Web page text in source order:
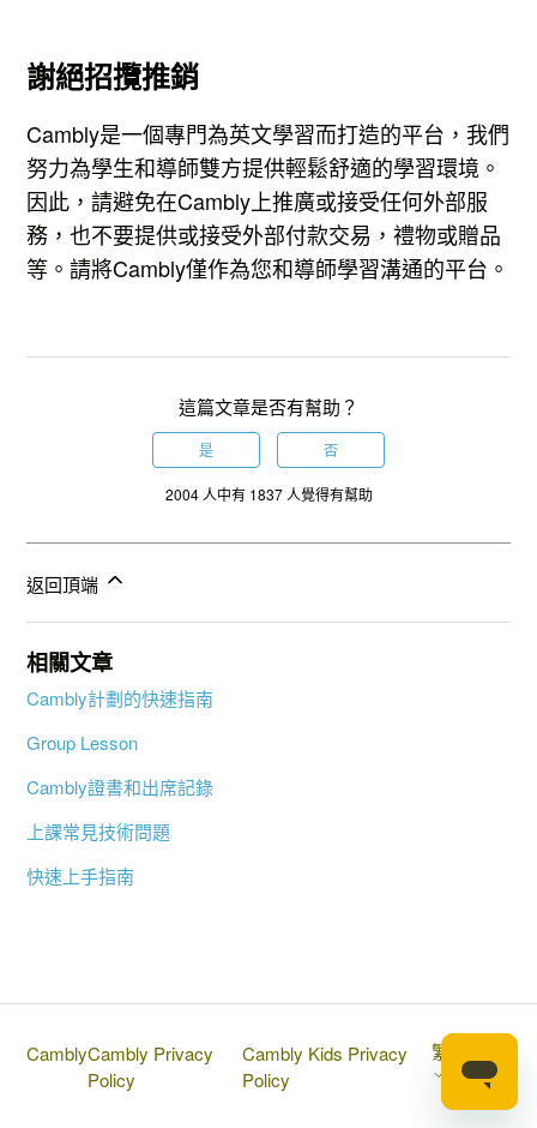
謝絕招攬推銷
Cambly是一個專門為英文學習而打造的平台，我們
努力為學生和導師雙方提供輕鬆舒適的學習環境。
因此，請避免在Cambly上推廣或接受任何外部服
務，也不要提供或接受外部付款交易，禮物或贈品
等。請將Cambly僅作為您和導師學習溝通的平台。
這篇文章是否有幫助？
是 否
2004 人中有 1837 人覺得有幫助
返回頂端
相關文章
Cambly計劃的快速指南
Group Lesson
Cambly證書和出席記錄
上課常見技術問題
快速上手指南
CamblyCambly Privacy
Policy
Cambly Kids Privacy
Policy
繁體中文